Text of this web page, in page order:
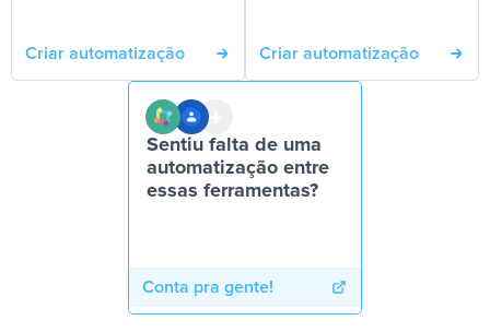
Criar automatização Criar automatização
Sentiu falta de uma
automatização entre
essas ferramentas?
Conta pra gente!